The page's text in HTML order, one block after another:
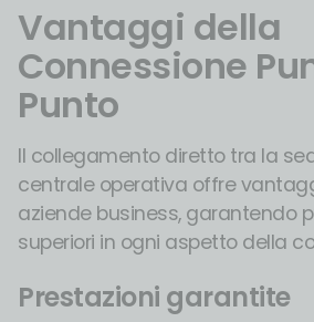
Vantaggi della
Connessione
Punto
Il collegamento diretto tra la
centrale operativa offre
aziende business, garantendo
superiori in ogni aspetto della
Prestazioni garantite